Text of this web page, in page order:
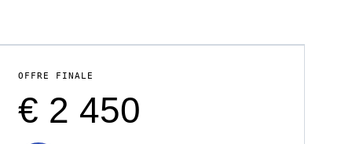
OFFRE FINALE
€ 2 450